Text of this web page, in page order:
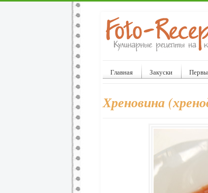
Главная Закуски
Хреновина